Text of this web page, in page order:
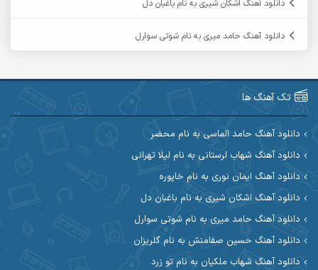
آرین صیادی
آرین مریدی
آوات بوکانی آوات یگانه
آیت احمدنژاد
ابراهیم شمس ابوالحسن جاویدان
ابی حسینی
دانلود آهنگ اشکان شیری به نام باغبان دل
دانلود آهنگ حامد میری به نام شوتی سوارل
تک آهنگ ها
دانلود آهنگ حامد الماسی به نام محضر
دانلود آهنگ شهاب لرستانی به نام لیلا تهرانی
دانلود آهنگ ایمان نوری به نام خاپوره
دانلود آهنگ اشکان شیری به نام باغبان دل
دانلود آهنگ حامد میری به نام شوتی سوارل
دانلود آهنگ حسین صفامنش به نام گلریزان
دانلود آهنگ شهاب ملکیان به نام تو زرد